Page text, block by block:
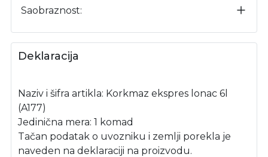
Saobraznost:
Deklaracija
Naziv i šifra artikla: Korkmaz ekspres lonac 6l
(A177)
Jedinična mera: 1 komad
Tačan podatak o uvozniku i zemlji porekla je
naveden na deklaraciji na proizvodu.